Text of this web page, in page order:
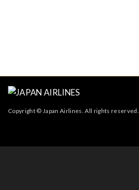
Copyright © Japan Airlines. All rights reserved.